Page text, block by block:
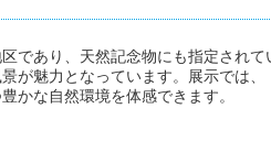
であり、天然記念物にも指定され
が魅力となっています。展示では
かな自然環境を体感できます。